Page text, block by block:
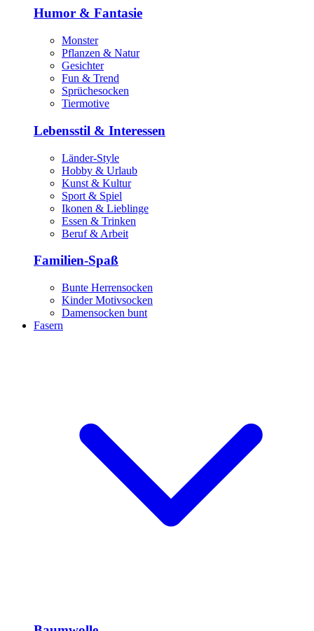
Humor & Fantasie
Monster
Pflanzen & Natur
Gesichter
Fun & Trend
Sprüchesocken
Tiermotive
Lebensstil & Interessen
Länder-Style
Hobby & Urlaub
Kunst & Kultur
Sport & Spiel
Ikonen & Lieblinge
Essen & Trinken
Beruf & Arbeit
Familien-Spaß
Bunte Herrensocken
Kinder Motivsocken
Damensocken bunt
Fasern